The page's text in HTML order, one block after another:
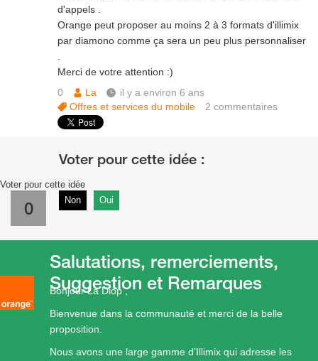
d'appels .
Orange peut proposer au moins 2 à 3 formats d'illimix
par diamono comme ça sera un peu plus personnaliser
Merci de votre attention :)
0
La
il y a environ 6 ans
Offres et services du mobile
2commentaires
Voter pour cette idée
0 Non Oui
Bonjour La Diop ,
Bienvenue dans la communauté et merci de la belle
proposition.
Nous avons une large gamme d’Illimix qui adresse les
Salutations, remerciements,
Suggestion et Remarques